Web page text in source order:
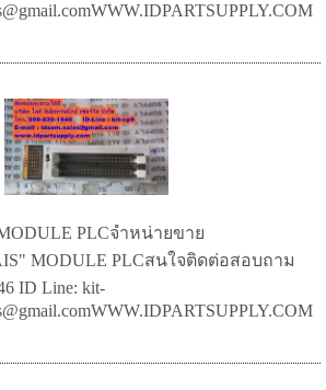
PLCจำหน่ายขาย
MODULE PLCสนใจติดต่อสอบถาม
ID Line: kit-